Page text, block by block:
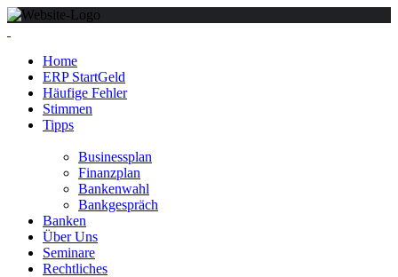
Home
ERP StartGeld
Häufige Fehler
Stimmen
Tipps
Businessplan
Finanzplan
Bankenwahl
Bankgespräch
Banken
Über Uns
Seminare
Rechtliches